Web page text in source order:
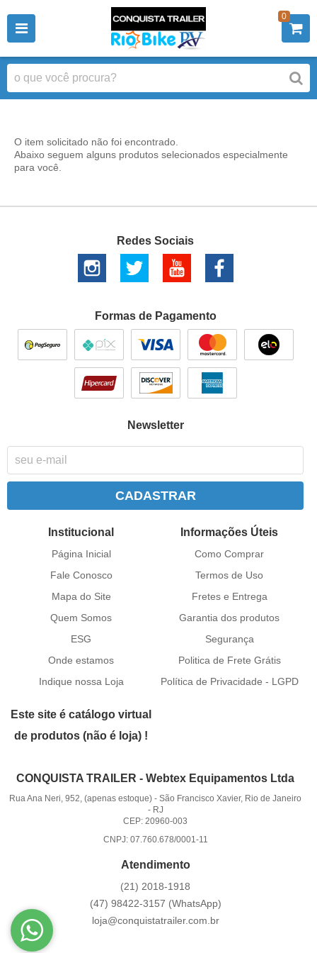
0
O item solicitado não foi encontrado.
Abaixo seguem alguns produtos selecionados especialmente
para você.
Redes Sociais
Formas de Pagamento
Newsletter
CADASTRAR
Institucional
Página Inicial
Fale Conosco
Mapa do Site
Quem Somos
ESG
Onde estamos
Indique nossa Loja
Informações Úteis
Como Comprar
Termos de Uso
Fretes e Entrega
Garantia dos produtos
Segurança
Politica de Frete Grátis
Política de Privacidade - LGPD
Este site é catálogo virtual
de produtos (não é loja) !
CONQUISTA TRAILER - Webtex Equipamentos Ltda
Rua Ana Neri, 952, (apenas estoque) -São Francisco Xavier, Rio de Janeiro
- RJ
CEP: 20960-003
CNPJ: 07.760.678/0001-11
Atendimento
(21) 2018-1918
(47) 98422-3157 (WhatsApp)
loja@conquistatrailer.com.br